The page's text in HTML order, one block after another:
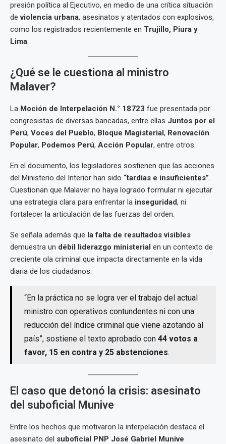
presión política al Ejecutivo, en medio de una crítica situación
deviolencia urbana, asesinatos y atentados con explosivos,
como los registrados recientemente en Trujillo, Piura y
Lima.
¿Qué se le cuestiona al ministro
Malaver?
La Moción de Interpelación N.° 18723 fue presentada por
congresistas de diversas bancadas, entre ellas Juntos por el
Perú, Voces del Pueblo, Bloque Magisterial, Renovación
Popular, Podemos Perú, Acción Popular, entre otros.
En el documento, los legisladores sostienen que las acciones
del Ministerio del Interior han sido “tardías e insuficientes”.
Cuestionan que Malaver no haya logrado formular ni ejecutar
una estrategia clara para enfrentar la inseguridad, ni
fortalecer la articulación de las fuerzas del orden.
Se señala además que la falta de resultados visibles
demuestra un débil liderazgo ministerial en un contexto de
creciente ola criminal que impacta directamente en la vida
diaria de los ciudadanos.
“En la práctica no se logra ver el trabajo del actual
ministro con operativos contundentes ni con una
reducción del índice criminal que viene azotando al
país”, sostiene el texto aprobado con 44 votos a
favor, 15 en contra y 25 abstenciones.
El caso que detonó la crisis: asesinato
del suboficial Munive
Entre los hechos que motivaron la interpelación destaca el
asesinato del suboficial PNP José Gabriel Munive